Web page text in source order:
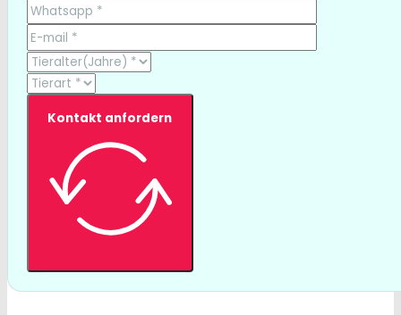
Kontakt anfordern